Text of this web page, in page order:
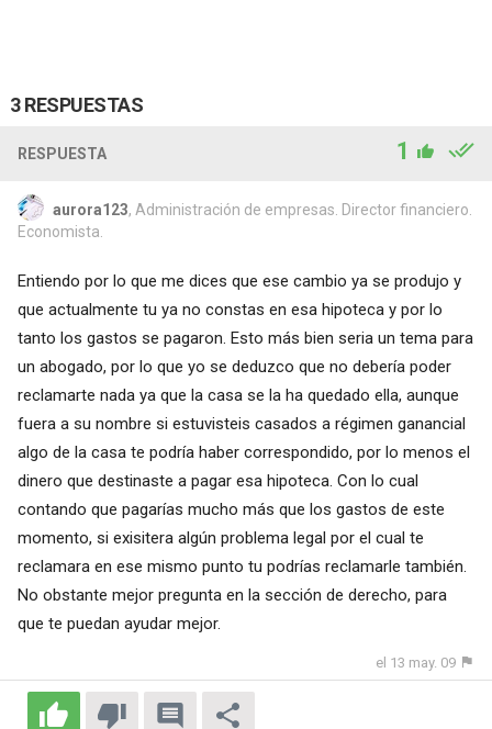
3 RESPUESTAS
RESPUESTA 1
aurora123, Administración de empresas. Director financiero.
Economista.
Entiendo por lo que me dices que ese cambio ya se produjo y
que actualmente tu ya no constas en esa hipoteca y por lo
tanto los gastos se pagaron. Esto más bien seria un tema para
un abogado, por lo que yo se deduzco que no debería poder
reclamarte nada ya que la casa se la ha quedado ella, aunque
fuera a su nombre si estuvisteis casados a régimen ganancial
algo de la casa te podría haber correspondido, por lo menos el
dinero que destinaste a pagar esa hipoteca. Con lo cual
contando que pagarías mucho más que los gastos de este
momento, si exisitera algún problema legal por el cual te
reclamara en ese mismo punto tu podrías reclamarle también.
No obstante mejor pregunta en la sección de derecho, para
que te puedan ayudar mejor.
el 13 may. 09